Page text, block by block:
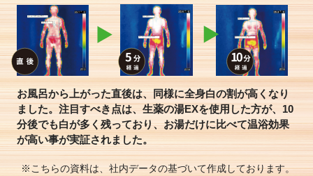
お風呂から上がった直後は、同様に全身白の割が高くなり
ました。注目すべき点は、生薬の湯EXを使用した方が、10
分後でも白が多く残っており、お湯だけに比べて温浴効果
が高い事が実証されました。
こちらの資料は、社内データの基づいて作成しております。